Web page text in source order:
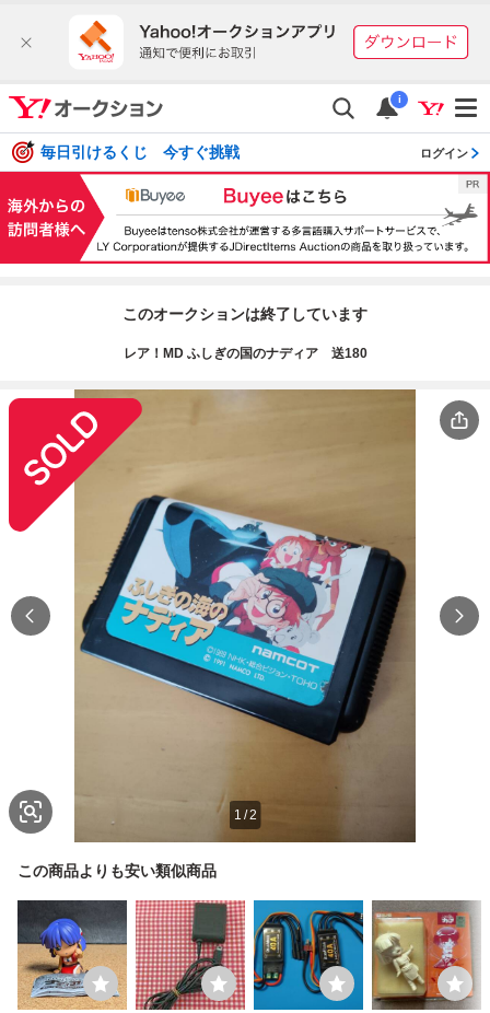
i
毎日引けるくじ 今すぐ挑戦 ログイン
このオークションは終了しています
レア！MD ふしぎの国のナディア 送180
1 /2
この商品よりも安い類似商品